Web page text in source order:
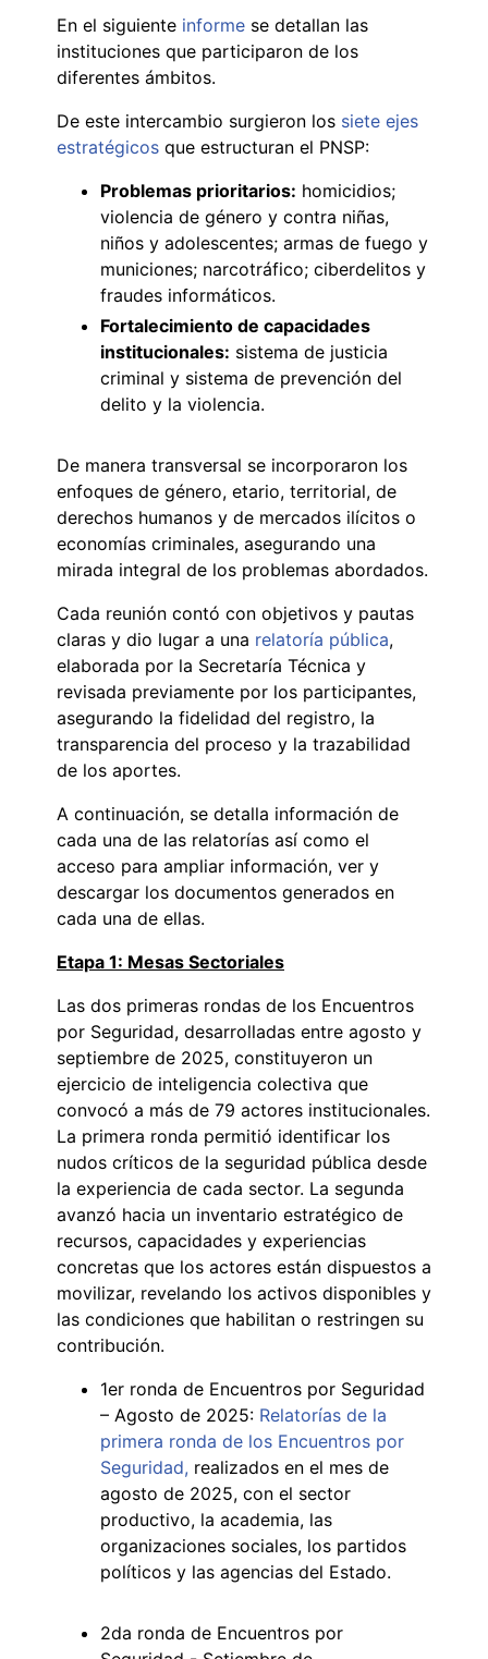
En el siguiente informe se detallan las
instituciones que participaron de los
diferentes ámbitos.
De este intercambio surgieron los siete ejes
estratégicos que estructuran el PNSP:
Problemas prioritarios: homicidios;
violencia de género y contra niñas,
niños y adolescentes; armas de fuego y
municiones; narcotráfico; ciberdelitos y
fraudes informáticos.
Fortalecimiento de capacidades
institucionales: sistema de justicia
criminal y sistema de prevención del
delito y la violencia.
De manera transversal se incorporaron los
enfoques de género, etario, territorial, de
derechos humanos y de mercados ilícitos o
economías criminales, asegurando una
mirada integral de los problemas abordados.
Cada reunión contó con objetivos y pautas
claras y dio lugar a una relatoría pública,
elaborada por la Secretaría Técnica y
revisada previamente por los participantes,
asegurando la fidelidad del registro, la
transparencia del proceso y la trazabilidad
de los aportes.
A continuación, se detalla información de
cada una de las relatorías así como el
acceso para ampliar información, ver y
descargar los documentos generados en
cada una de ellas.
Etapa 1: Mesas Sectoriales
Las dos primeras rondas de los Encuentros
por Seguridad, desarrolladas entre agosto y
septiembre de 2025, constituyeron un
ejercicio de inteligencia colectiva que
convocó a más de 79 actores institucionales.
La primera ronda permitió identificar los
nudos críticos de la seguridad pública desde
la experiencia de cada sector. La segunda
avanzó hacia un inventario estratégico de
recursos, capacidades y experiencias
concretas que los actores están dispuestos a
movilizar, revelando los activos disponibles y
las condiciones que habilitan o restringen su
contribución.
1er ronda de Encuentros por Seguridad
– Agosto de 2025: Relatorías de la
primera ronda de los Encuentros por
Seguridad, realizados en el mes de
agosto de 2025, con el sector
productivo, la academia, las
organizaciones sociales, los partidos
políticos y las agencias del Estado.
2da ronda de Encuentros por